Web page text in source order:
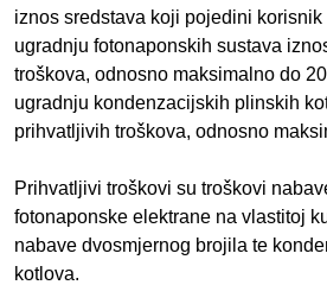
iznos sredstava koji pojedini korisnik
ugradnju fotonaponskih sustava
troškova, odnosno maksimalno do
ugradnju kondenzacijskih plinskih
prihvatljivih troškova, odnosno
Prihvatljivi troškovi su troškovi
fotonaponske elektrane na vlastitoj
nabave dvosmjernog brojila te
kotlova.